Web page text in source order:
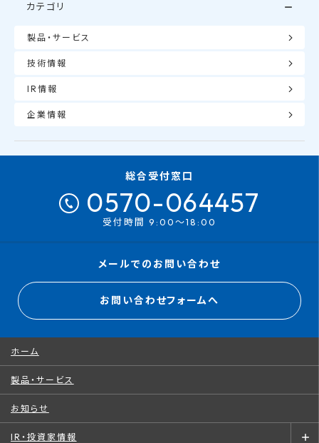
カテゴリ
製品・サービス
技術情報
IR情報
企業情報
総合受付窓口
0570-064457
受付時間 9:00～18:00
メールでのお問い合わせ
お問い合わせフォームへ
ホーム
製品・サービス
お知らせ
IR・投資家情報